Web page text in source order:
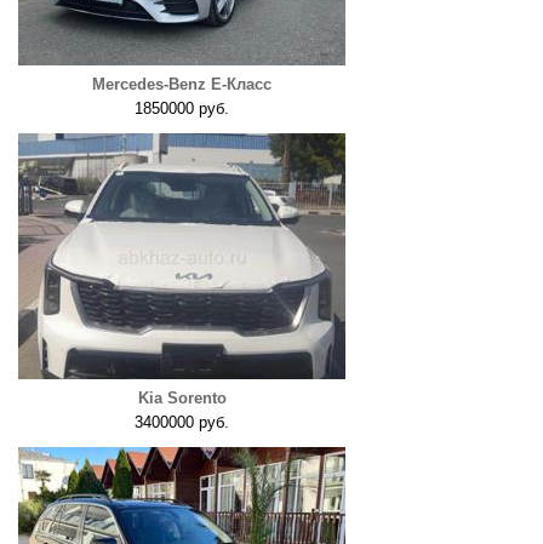
Mercedes-Benz E-Класс
1850000 руб.
Kia Sorento
3400000 руб.